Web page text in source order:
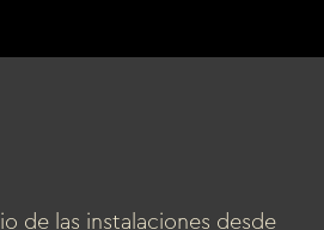
de las instalaciones desde